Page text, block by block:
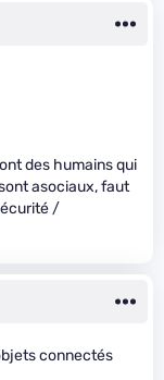
des humains qui
asociaux, faut
/
connectés